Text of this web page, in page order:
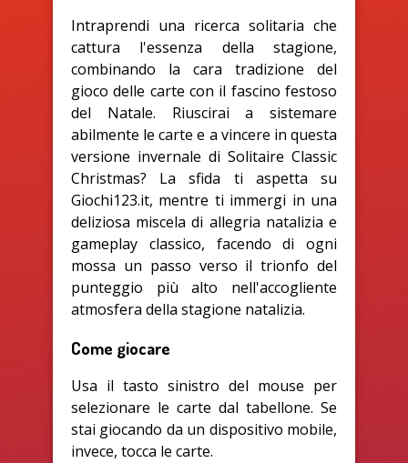
Intraprendi una ricerca solitaria che
cattura l'essenza della stagione,
combinando la cara tradizione del
gioco delle carte con il fascino festoso
del Natale. Riuscirai a sistemare
abilmente le carte e a vincere in questa
versione invernale di Solitaire Classic
Christmas? La sfida ti aspetta su
Giochi123.it, mentre ti immergi in una
deliziosa miscela di allegria natalizia e
gameplay classico, facendo di ogni
mossa un passo verso il trionfo del
punteggio più alto nell'accogliente
atmosfera della stagione natalizia.
Come giocare
Usa il tasto sinistro del mouse per
selezionare le carte dal tabellone. Se
stai giocando da un dispositivo mobile,
invece, tocca le carte.